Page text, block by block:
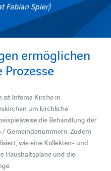
Fabian Spier)
ermöglichen
ist Infoma Kirche in
um kirchliche
die Behandlung der
/ Gemeindenummern. Zudem
wie eine Kollekten- und
Haushaltspläne und die